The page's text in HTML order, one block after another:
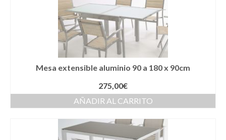
Mesa extensible aluminio 90 a 180 x 90cm
275,00€
AÑADIR AL CARRITO